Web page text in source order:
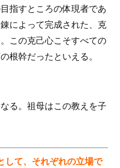
指すところの体現者であ
によって完成された、克
この克己心こそすべての
根幹だったといえる。
る。祖母はこの教えを子
して、それぞれの立場で